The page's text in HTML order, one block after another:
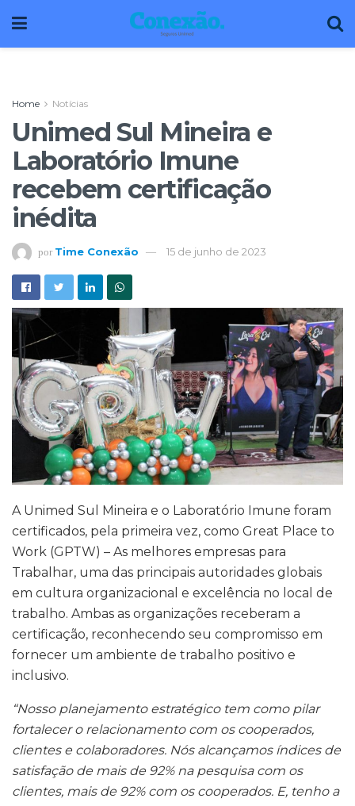
Home Notícias
Unimed Sul Mineira e
Laboratório Imune
recebem certificação
inédita
por Time Conexão 15 de junho de 2023
A Unimed Sul Mineira e o Laboratório Imune foram
certificados, pela primeira vez, como Great Place to
Work (GPTW) – As melhores empresas para
Trabalhar, uma das principais autoridades globais
em cultura organizacional e excelência no local de
trabalho. Ambas as organizações receberam a
certificação, reconhecendo seu compromisso em
fornecer um ambiente de trabalho positivo e
inclusivo.
“Nosso planejamento estratégico tem como pilar
fortalecer o relacionamento com os cooperados,
clientes e colaboradores. Nós alcançamos índices de
satisfação de mais de 92% na pesquisa com os
clientes, mais de 92% com os cooperados. E, tenho a